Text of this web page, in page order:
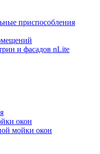
приспособления
и фасадов nLite
окон
мойки окон